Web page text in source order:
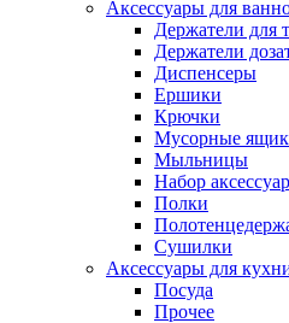
Аксессуары для
Держатели для
Держатели
Диспенсеры
Ершики
Крючки
Мусорные
Мыльницы
Набор
Полки
Сушилки
Аксессуары для
Посуда
Прочее